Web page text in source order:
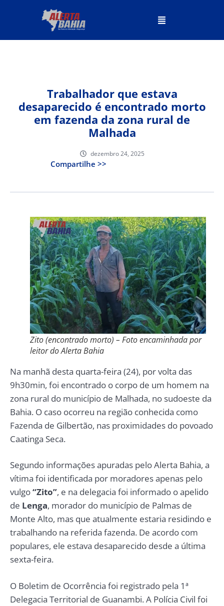
Trabalhador que estava
desaparecido é encontrado morto
em fazenda da zona rural de
Malhada
dezembro 24, 2025
Compartilhe >>
Zito (encontrado morto) – Foto encaminhada por
leitor do Alerta Bahia
Na manhã desta quarta-feira (24), por volta das
9h30min, foi encontrado o corpo de um homem na
zona rural do município de Malhada, no sudoeste da
Bahia. O caso ocorreu na região conhecida como
Fazenda de Gilbertão, nas proximidades do povoado
Caatinga Seca.
Segundo informações apuradas pelo Alerta Bahia, a
vítima foi identificada por moradores apenas pelo
vulgo“Zito”, e na delegacia foi informado o apelido
de Lenga, morador do município de Palmas de
Monte Alto, mas que atualmente estaria residindo e
trabalhando na referida fazenda. De acordo com
populares, ele estava desaparecido desde a última
sexta-feira.
O Boletim de Ocorrência foi registrado pela 1ª
Delegacia Territorial de Guanambi. A Polícia Civil foi